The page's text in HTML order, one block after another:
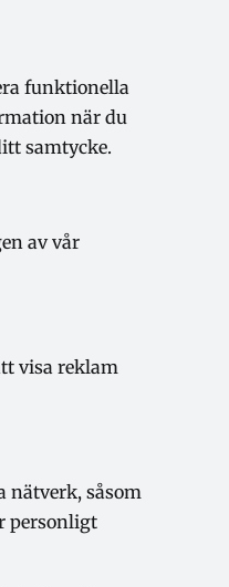
funktionella
när du
samtycke.
av vår
visa reklam
nätverk, såsom
personligt